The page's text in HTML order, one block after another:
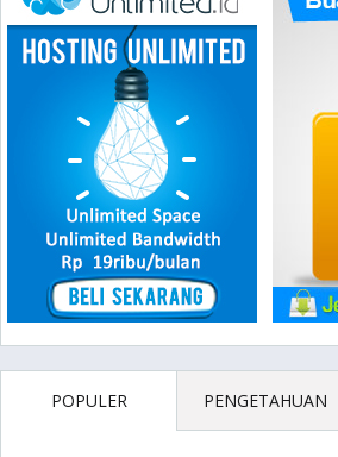
POPULER PENGETAHUAN